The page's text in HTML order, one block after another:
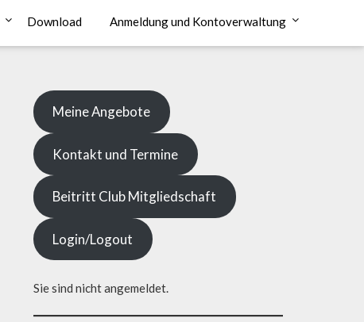
Download Anmeldung und Kontoverwaltung
Meine Angebote
Kontakt und Termine
Beitritt Club Mitgliedschaft
Login/Logout
Sie sind nicht angemeldet.